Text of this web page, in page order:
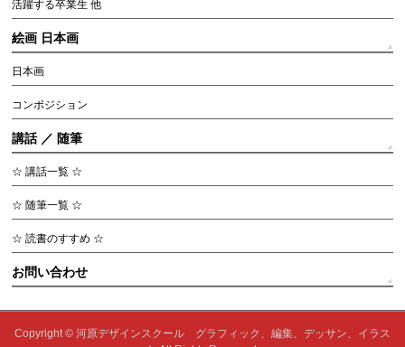
活躍する卒業生 他
絵画 日本画
日本画
コンポジション
講話 ／ 随筆
☆ 講話一覧 ☆
☆ 随筆一覧 ☆
☆ 読書のすすめ ☆
お問い合わせ
Copyright © 河原デザインスクール グラフィック、編集、デッサン、イラス